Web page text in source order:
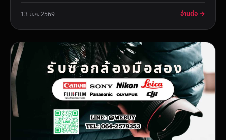
13 มี.ค. 2569 อ่านต่อ →